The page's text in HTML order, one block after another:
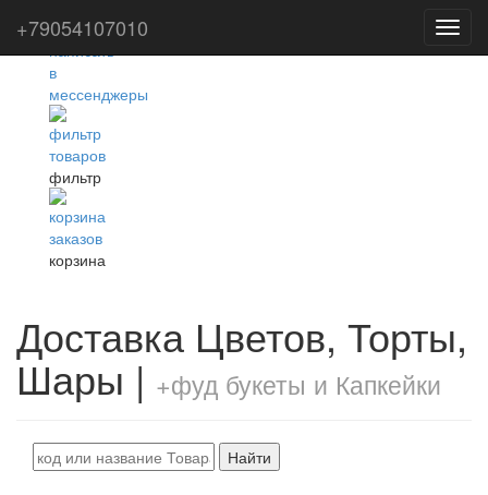
фильтр
корзина
Доставка Цветов, Торты,
Шары | +фуд букеты и Капкейки
Найти
+79054107010